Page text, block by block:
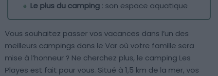
Le plus du camping : son espace aquatique
Vous souhaitez passer vos vacances dans l’un des
meilleurs campings dans le Var où votre famille sera
mise à l’honneur ? Ne cherchez plus, le camping Les
Playes est fait pour vous. Situé à 1,5 km de la mer, vos